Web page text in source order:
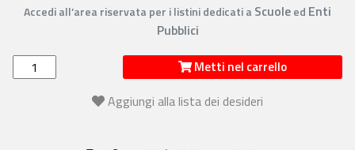
Accedi all’area riservata per i listini dedicati a Scuoleed Enti
Pubblici
Metti nel carrello
Aggiungi alla lista dei desideri